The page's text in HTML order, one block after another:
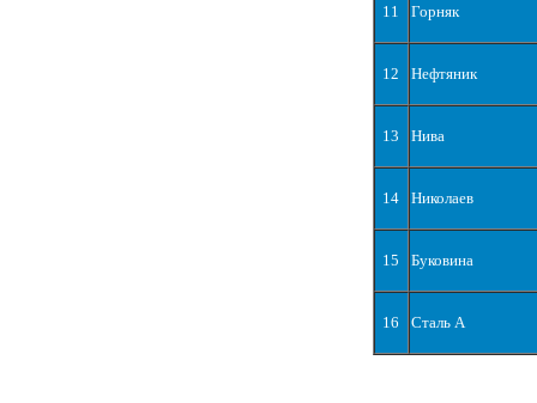
11 Горняк
12 Нефтяник
13 Нива
14 Николаев
15 Буковина
16 Сталь А